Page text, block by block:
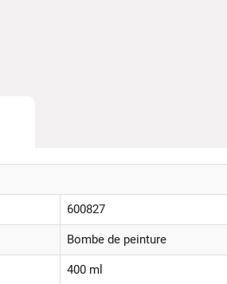
600827
Bombe de peinture
400 ml